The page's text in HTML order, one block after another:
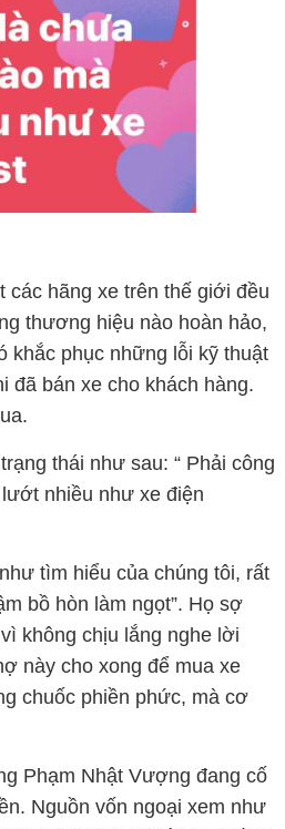
các hãng xe trên thế giới đều
thương hiệu nào hoàn hảo,
khắc phục những lỗi kỹ thuật
đã bán xe cho khách hàng.
thái như sau: “ Phải công
nhiều như xe điện
tìm hiểu của chúng tôi, rất
bồ hòn làm ngọt”. Họ sợ
không chịu lắng nghe lời
này cho xong để mua xe
chuốc phiền phức, mà cơ
Phạm Nhật Vượng đang cố
Nguồn vốn ngoại xem như